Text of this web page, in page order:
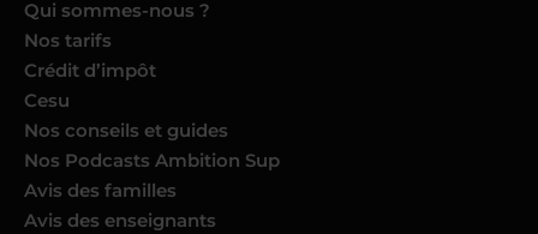
Qui sommes-nous ?
Nos tarifs
Crédit d’impôt
Cesu
Nos conseils et guides
Nos Podcasts Ambition Sup
Avis des familles
Avis des enseignants